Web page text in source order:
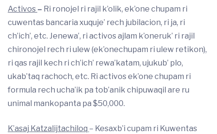
Activos – Ri ronojel ri rajil k’olik, ek’one chupam ri
cuwentas bancaria xuquje’ rech jubilacion, ri ja, ri
ch’ich’, etc. Jenewa’, ri activos ajlam k’oneruk’ ri rajil
chironojel rech ri ulew (ek’onechupam ri ulew retikon),
ri qas rajil kech ri ch’ich’ rewa’katam, ujukub’ plo,
ukab’taq rachoch, etc. Ri activos ek’one chupam ri
formula rech ucha’ik pa tob’anik chipuwaqil are ru
unimal mankopanta pa $50,000.
K’asaj Katzalijtachiloq – Kesaxb’i cupam ri Kuwentas